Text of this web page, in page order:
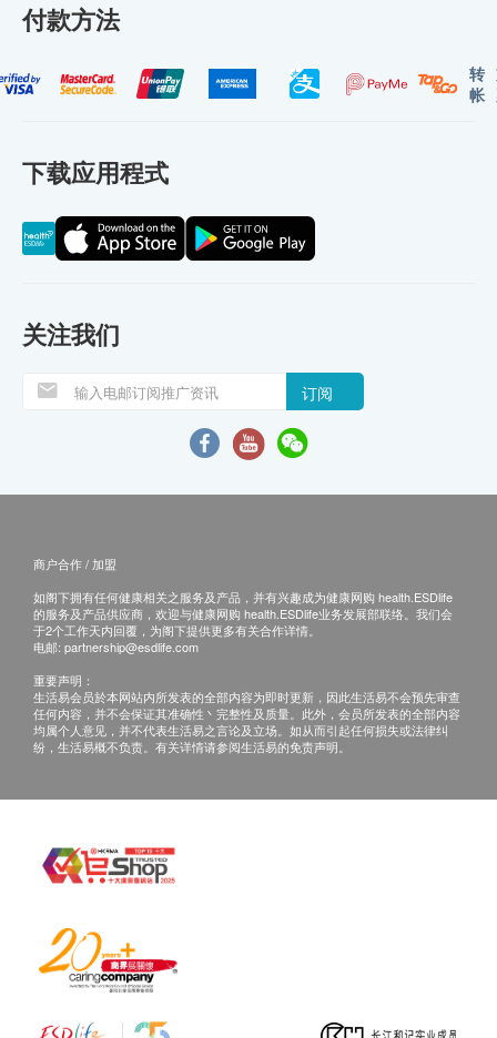
付款方法
转
帐
下载应用程式
关注我们
订阅
商户合作 / 加盟
如阁下拥有任何健康相关之服务及产品，并有兴趣成为健康网购 health.ESDlife
的服务及产品供应商，欢迎与健康网购 health.ESDlife业务发展部联络。我们会
于2个工作天内回覆，为阁下提供更多有关合作详情。
电邮: partnership@esdlife.com
重要声明：
生活易会员於本网站内所发表的全部内容为即时更新，因此生活易不会预先审查
任何内容，并不会保证其准确性丶完整性及质量。此外，会员所发表的全部内容
均属个人意见，并不代表生活易之言论及立场。如从而引起任何损失或法律纠
纷，生活易概不负责。有关详情请参阅生活易的免责声明。